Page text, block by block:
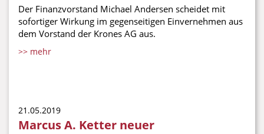
Der Finanzvorstand Michael Andersen scheidet mit
sofortiger Wirkung im gegenseitigen Einvernehmen aus
dem Vorstand der Krones AG aus.
>> mehr
21.05.2019
Marcus A. Ketter neuer